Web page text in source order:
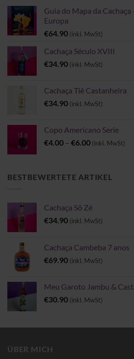
Guia do Mapa da
Europa
€64.90 (inkl. MwSt)
Cachaça Século XVIII
€34.90 (inkl. MwSt)
Cachaça Tiê Castanheira
€34.90 (inkl. MwSt)
Copo Americano Serie
€4.00 – €6.00Preisspanne:
€6.00
(inkl. MwSt)
BESTBEWERTETE ARTIKEL
Cachaça Sô Zé
€34.90 (inkl. MwSt)
Cachaça Cambeba 7 anos
€69.90 (inkl. MwSt)
Meu Garoto Jambu &
€30.90 (inkl. MwSt)
ÜBER MICH